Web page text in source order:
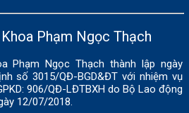
Phạm Ngọc Thạch
Phạm Ngọc Thạch thành lập ngày
số 3015/QĐ-BGD&ĐT với nhiệm vụ
906/QĐ-LĐTBXH do Bộ Lao động
12/07/2018.